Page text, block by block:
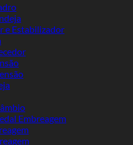
e Estabilizador
Embreagem